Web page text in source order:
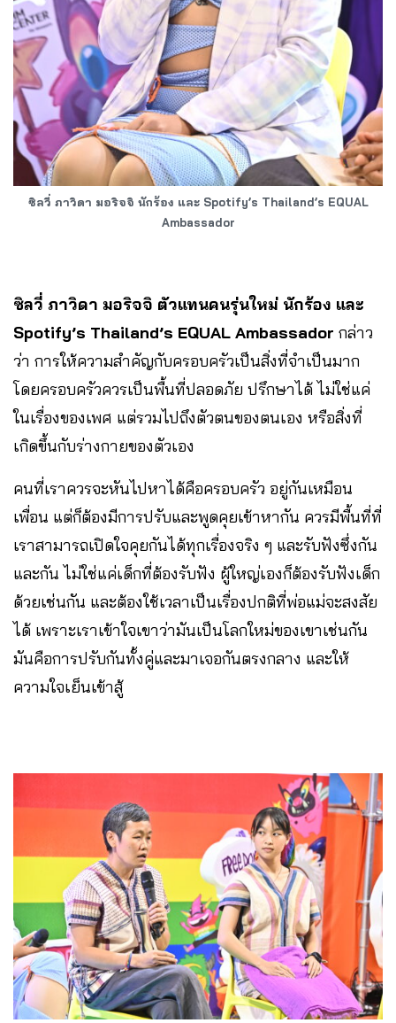
ซิลวี่ ภาวิดา มอริจจิ นักร้อง และ Spotify’s Thailand’s EQUAL
Ambassador
ซิลวี่ ภาวิดา มอริจจิ ตัวแทนคนรุ่นใหม่ นักร้อง และ
Spotify’s Thailand’s EQUAL Ambassador กล่าว
ว่า การให้ความสำคัญกับครอบครัวเป็นสิ่งที่จำเป็นมาก
โดยครอบครัวควรเป็นพื้นที่ปลอดภัย ปรึกษาได้ ไม่ใช่แค่
ในเรื่องของเพศ แต่รวมไปถึงตัวตนของตนเอง หรือสิ่งที่
เกิดขึ้นกับร่างกายของตัวเอง
คนที่เราควรจะหันไปหาได้คือครอบครัว อยู่กันเหมือน
เพื่อน แต่ก็ต้องมีการปรับและพูดคุยเข้าหากัน ควรมีพื้นที่ที่
เราสามารถเปิดใจคุยกันได้ทุกเรื่องจริง ๆ และรับฟังซึ่งกัน
และกัน ไม่ใช่แค่เด็กที่ต้องรับฟัง ผู้ใหญ่เองก็ต้องรับฟังเด็ก
ด้วยเช่นกัน และต้องใช้เวลาเป็นเรื่องปกติที่พ่อแม่จะสงสัย
ได้ เพราะเราเข้าใจเขาว่ามันเป็นโลกใหม่ของเขาเช่นกัน
มันคือการปรับกันทั้งคู่และมาเจอกันตรงกลาง และให้
ความใจเย็นเข้าสู้